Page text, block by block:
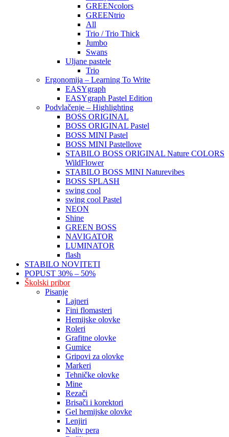
GREENcolors
GREENtrio
All
Trio / Trio Thick
Jumbo
Swans
Uljane pastele
Trio
Ergonomija – Learning To Write
EASYgraph
EASYgraph Pastel Edition
Podvlačenje – Highlighting
BOSS ORIGINAL
BOSS ORIGINAL Pastel
BOSS MINI Pastel
BOSS MINI Pastellove
STABILO BOSS ORIGINAL Nature COLORS
WildFlower
STABILO BOSS MINI Naturevibes
BOSS SPLASH
swing cool
swing cool Pastel
NEON
Shine
GREEN BOSS
NAVIGATOR
LUMINATOR
flash
STABILO NOVITETI
POPUST 30% – 50%
Školski pribor
Pisanje
Lajneri
Fini flomasteri
Hemijske olovke
Roleri
Grafitne olovke
Gumice
Gripovi za olovke
Markeri
Tehničke olovke
Mine
Rezači
Brisači i korektori
Gel hemijske olovke
Lenjiri
Naliv pera